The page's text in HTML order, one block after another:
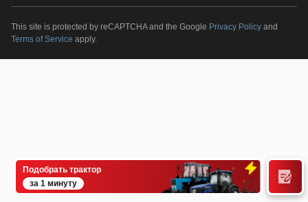
This site is protected by reCAPTCHA and the Google Privacy Policy and
Terms of Service apply.
Подобрать трактор
за 1 минуту